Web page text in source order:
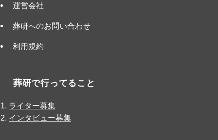
運営会社
葬研へのお問い合わせ
利用規約
葬研で行ってること
ライター募集
インタビュー募集